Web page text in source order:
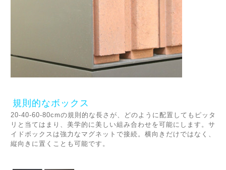
規則的なボックス
20-40-60-80cmの規則的な長さが、どのように配置してもピッタ
リと当てはまり、美学的に美しい組み合わせを可能にします。サ
イドボックスは強力なマグネットで接続。横向きだけではなく、
縦向きに置くことも可能です。